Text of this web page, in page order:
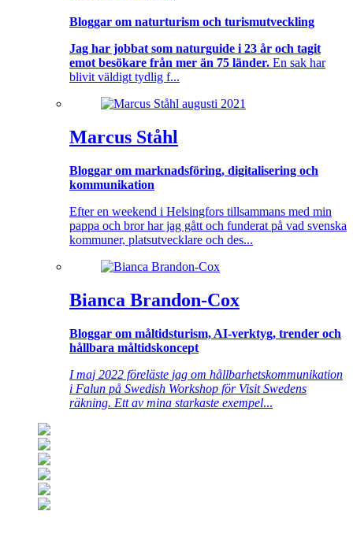
Bloggar om naturturism och turismutveckling
Jag har jobbat som naturguide i 23 år och tagit
emot besökare från mer än 75 länder. En sak har
blivit väldigt tydlig f...
Marcus Ståhl
Bloggar om marknadsföring, digitalisering och
kommunikation
Efter en weekend i Helsingfors tillsammans med min
pappa och bror har jag gått och funderat på vad svenska
kommuner, platsutvecklare och des...
Bianca Brandon-Cox
Bloggar om måltidsturism, AI-verktyg, trender och
hållbara måltidskoncept
I maj 2022 föreläste jag om hållbarhetskommunikation
i Falun på Swedish Workshop för Visit Swedens
räkning. Ett av mina starkaste exempel...